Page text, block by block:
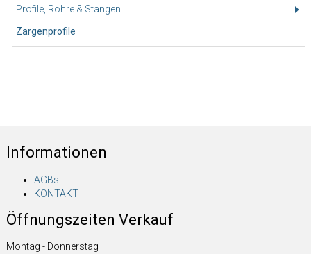
Profile, Rohre & Stangen
Zargenprofile
Informationen
AGBs
KONTAKT
Öffnungszeiten Verkauf
Montag - Donnerstag